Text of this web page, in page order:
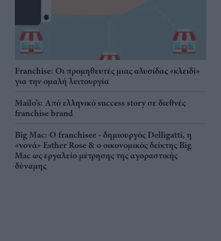
Franchise: Οι προμηθευτές μιας αλυσίδας «κλειδί»
για την ομαλή λειτουργία
Mailo’s: Από ελληνικό success story σε διεθνές
franchise brand
Big Mac: Ο franchisee - δημιουργός Delligatti, η
«νονά» Esther Rose & ο οικονομικός δείκτης Big
Mac ως εργαλείο μέτρησης της αγοραστικής
δύναμης